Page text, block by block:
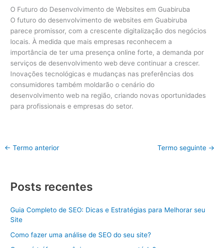
O Futuro do Desenvolvimento de Websites em Guabiruba
O futuro do desenvolvimento de websites em Guabiruba
parece promissor, com a crescente digitalização dos negócios
locais. À medida que mais empresas reconhecem a
importância de ter uma presença online forte, a demanda por
serviços de desenvolvimento web deve continuar a crescer.
Inovações tecnológicas e mudanças nas preferências dos
consumidores também moldarão o cenário do
desenvolvimento web na região, criando novas oportunidades
para profissionais e empresas do setor.
← Termo anterior Termo seguinte →
Posts recentes
Guia Completo de SEO: Dicas e Estratégias para Melhorar seu
Site
Como fazer uma análise de SEO do seu site?